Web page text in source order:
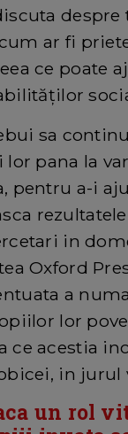
despre
ar fi
ce poate
sa
pana la
pentru a-i
in
Oxford
a
lor
ce acestia
in jurul
un rol